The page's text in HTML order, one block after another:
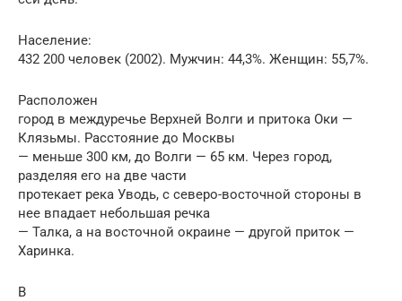
Население:
432 200 человек (2002). Мужчин: 44,3%. Женщин: 55,7%.
Расположен
город в междуречье Верхней Волги и притока Оки —
Клязьмы. Расстояние до Москвы
— меньше 300 км, до Волги — 65 км. Через город,
разделяя его на две части
протекает река Уводь, с северо-восточной стороны в
нее впадает небольшая речка
— Талка, а на восточной окраине — другой приток —
Харинка.
В